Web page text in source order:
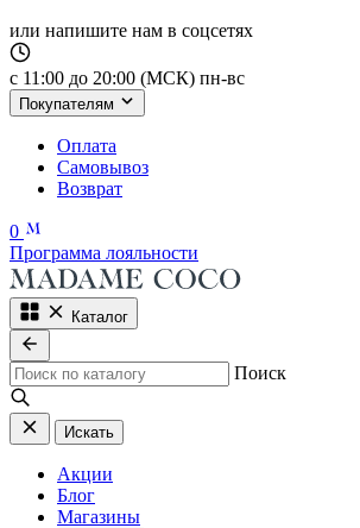
или напишите нам в соцсетях
с 11:00 до 20:00 (МСК) пн-вс
Покупателям
Оплата
Самовывоз
Возврат
0
Программа лояльности
Каталог
Поиск
Искать
Акции
Блог
Магазины